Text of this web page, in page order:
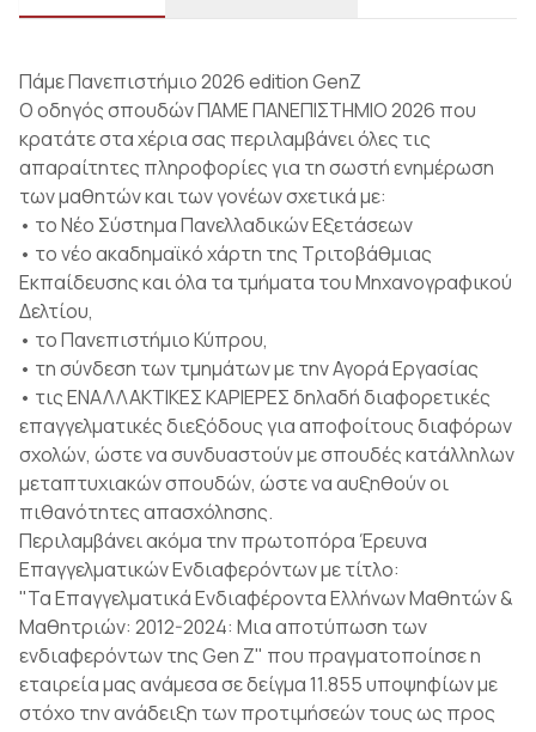
Πάμε Πανεπιστήμιο 2026 edition GenZ
Ο οδηγός σπουδών ΠΑΜΕ ΠΑΝΕΠΙΣΤΗΜΙΟ 2026 που
κρατάτε στα χέρια σας περιλαμβάνει όλες τις
απαραίτητες πληροφορίες για τη σωστή ενημέρωση
των μαθητών και των γονέων σχετικά με:
• το Νέο Σύστημα Πανελλαδικών Εξετάσεων
• το νέο ακαδημαϊκό χάρτη της Τριτοβάθμιας
Εκπαίδευσης και όλα τα τμήματα του Μηχανογραφικού
Δελτίου,
• το Πανεπιστήμιο Κύπρου,
• τη σύνδεση των τμημάτων με την Αγορά Εργασίας
• τις ΕΝΑΛΛΑΚΤΙΚΕΣ ΚΑΡΙΕΡΕΣ δηλαδή διαφορετικές
επαγγελματικές διεξόδους για αποφοίτους διαφόρων
σχολών, ώστε να συνδυαστούν με σπουδές κατάλληλων
μεταπτυχιακών σπουδών, ώστε να αυξηθούν οι
πιθανότητες απασχόλησης.
Περιλαμβάνει ακόμα την πρωτοπόρα Έρευνα
Επαγγελματικών Ενδιαφερόντων με τίτλο:
"Τα Επαγγελματικά Ενδιαφέροντα Ελλήνων Μαθητών &
Μαθητριών: 2012-2024: Μια αποτύπωση των
ενδιαφερόντων της Gen Z" που πραγματοποίησε η
εταιρεία μας ανάμεσα σε δείγμα 11.855 υποψηφίων με
στόχο την ανάδειξη των προτιμήσεών τους ως προς